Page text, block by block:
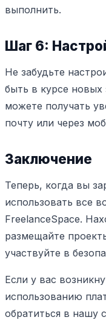
выполнить.
Шаг 6:
Не забудьте
быть в курсе новых
можете получать
почту или через
Заключение
Теперь, когда вы
использовать все
FreelanceSpace.
размещайте
участвуйте в
Если у вас
использованию
обратиться в нашу